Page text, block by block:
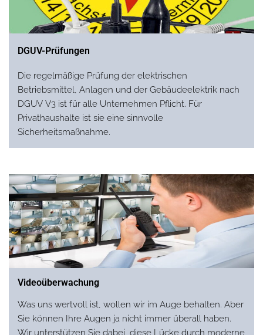
DGUV-Prüfungen
Die regelmäßige Prüfung der elektrischen
Betriebsmittel, Anlagen und der Gebäudeelektrik nach
DGUV V3 ist für alle Unternehmen Pflicht. Für
Privathaushalte ist sie eine sinnvolle
Sicherheitsmaßnahme.
Videoüberwachung
Was uns wertvoll ist, wollen wir im Auge behalten. Aber
Sie können Ihre Augen ja nicht immer überall haben.
Wir unterstützen Sie dabei, diese Lücke durch moderne